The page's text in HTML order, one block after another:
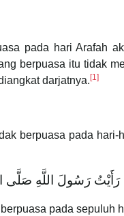
pada hari Arafah
berpuasa itu tidak
darjatnya. [1]
berpuasa pada
‌رَأَيْتُ ‌رَسُولَ ‌اللَّهِ ‌صَلَّى
pada sepuluh